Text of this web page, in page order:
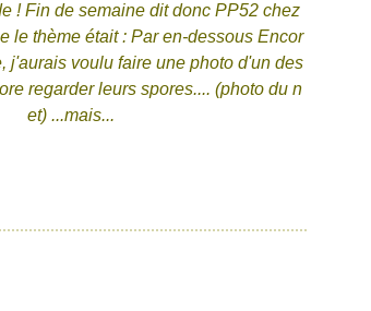
! Fin de semaine dit donc PP52 chez
le thème était : Par en-dessous Encor
j'aurais voulu faire une photo d'un des
regarder leurs spores.... (photo du n
et) ...mais...